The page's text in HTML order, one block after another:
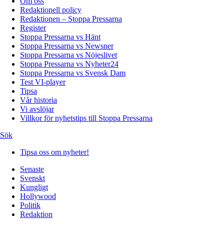
Redaktionell policy
Redaktionen – Stoppa Pressarna
Register
Stoppa Pressarna vs Hänt
Stoppa Pressarna vs Newsner
Stoppa Pressarna vs Nöjeslivet
Stoppa Pressarna vs Nyheter24
Stoppa Pressarna vs Svensk Dam
Test VI-player
Tipsa
Vår historia
Vi avslöjar
Villkor för nyhetstips till Stoppa Pressarna
Sök
Tipsa oss om nyheter!
Senaste
Svenskt
Kungligt
Hollywood
Politik
Redaktion